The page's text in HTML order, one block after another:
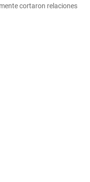
cortaron relaciones